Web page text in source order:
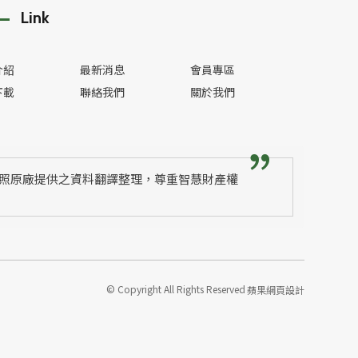
Link
最新消息
會員專區
聯絡我們 關於我們
原廠提供之資料翻譯整理，尊重智慧財產權
© Copyright All Rights Reserved蘋果網頁設計